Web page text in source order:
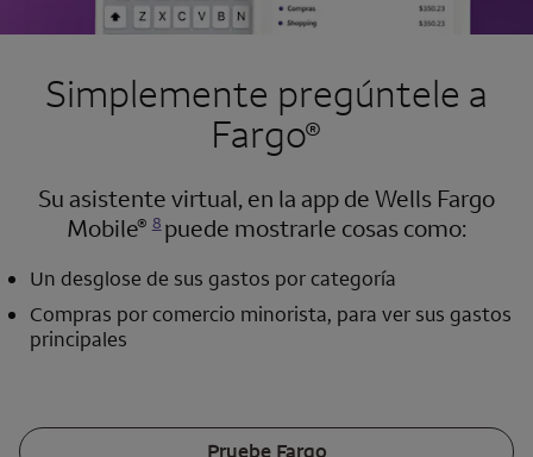
Simplemente pregúntele a
Fargo®
Su asistente virtual, en la app de Wells Fargo
Mobile®
Se abre una modalidad para nota al pie
8puede mostrarle cosas como:
Un desglose de sus gastos por categoría
Compras por comercio minorista, para ver sus gastos
principales
Pruebe Fargo